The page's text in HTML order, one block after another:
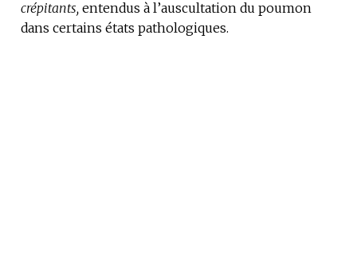
DOMAINE
crépitants, entendus à l’auscultation du poumon
dans certains états pathologiques.